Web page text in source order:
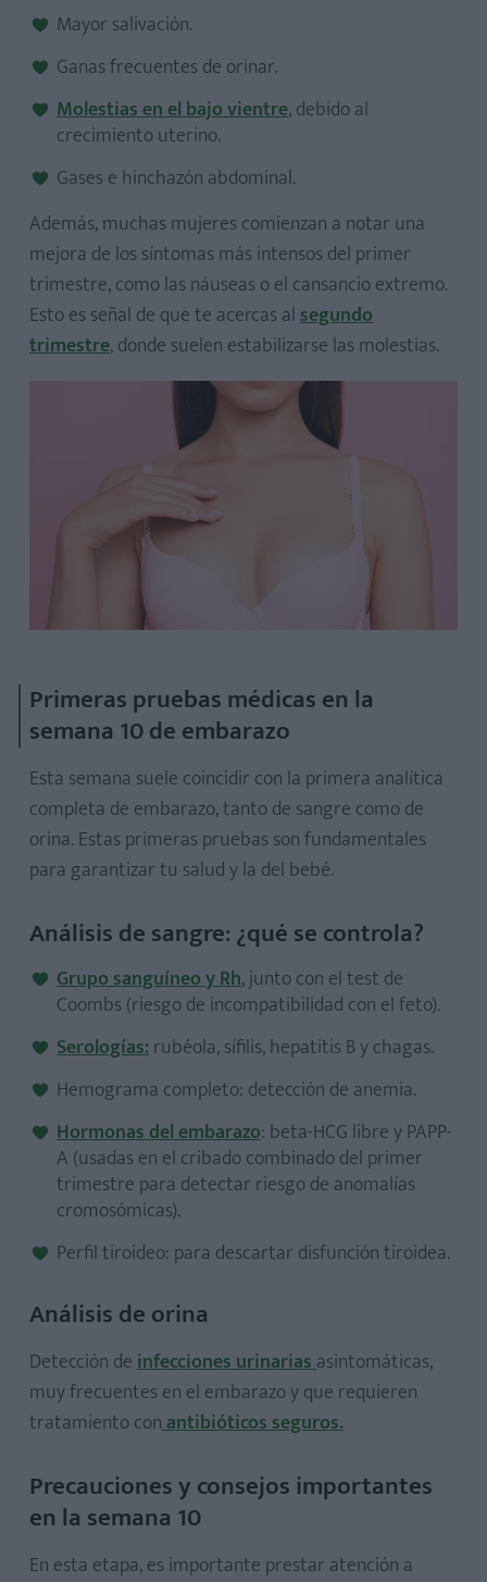
Mayor salivación.
Ganas frecuentes de orinar.
Molestias en el bajo vientre, debido al
crecimiento uterino.
Gases e hinchazón abdominal.
Además, muchas mujeres comienzan a notar una
mejora de los síntomas más intensos del primer
trimestre, como las náuseas o el cansancio extremo.
Esto es señal de que te acercas alsegundo
trimestre, donde suelen estabilizarse las molestias.
Primeras pruebas médicas en la
semana 10 de embarazo
Esta semana suele coincidir con la primera analítica
completa de embarazo, tanto de sangre como de
orina. Estas primeras pruebas son fundamentales
para garantizar tu salud y la del bebé.
Análisis de sangre: ¿qué se controla?
Grupo sanguíneo y Rh, junto con el test de
Coombs (riesgo de incompatibilidad con el feto).
Serologías:rubéola, sífilis, hepatitis B y chagas.
Hemograma completo: detección de anemia.
Hormonas del embarazo: beta-HCG libre y PAPP-
A (usadas en el cribado combinado del primer
trimestre para detectar riesgo de anomalías
cromosómicas).
Perfil tiroideo: para descartar disfunción tiroidea.
Análisis de orina
Detección deinfecciones urinariasasintomáticas,
muy frecuentes en el embarazo y que requieren
tratamiento conantibióticos seguros.
Precauciones y consejos importantes
en la semana 10
En esta etapa, es importante prestar atención a